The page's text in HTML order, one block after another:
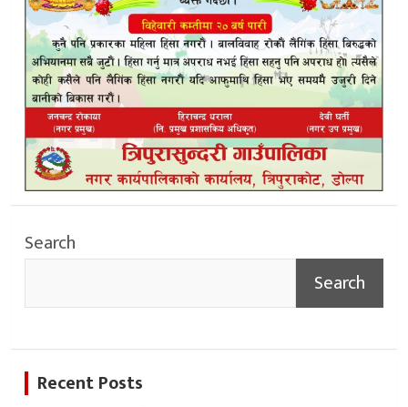
Search
Search
Recent Posts